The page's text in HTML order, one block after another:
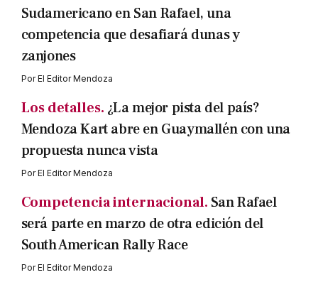
Sudamericano en San Rafael, una
competencia que desafiará dunas y
zanjones
PorEl Editor Mendoza
Los detalles. ¿La mejor pista del país?
Mendoza Kart abre en Guaymallén con una
propuesta nunca vista
PorEl Editor Mendoza
Competencia internacional. San Rafael
será parte en marzo de otra edición del
South American Rally Race
PorEl Editor Mendoza